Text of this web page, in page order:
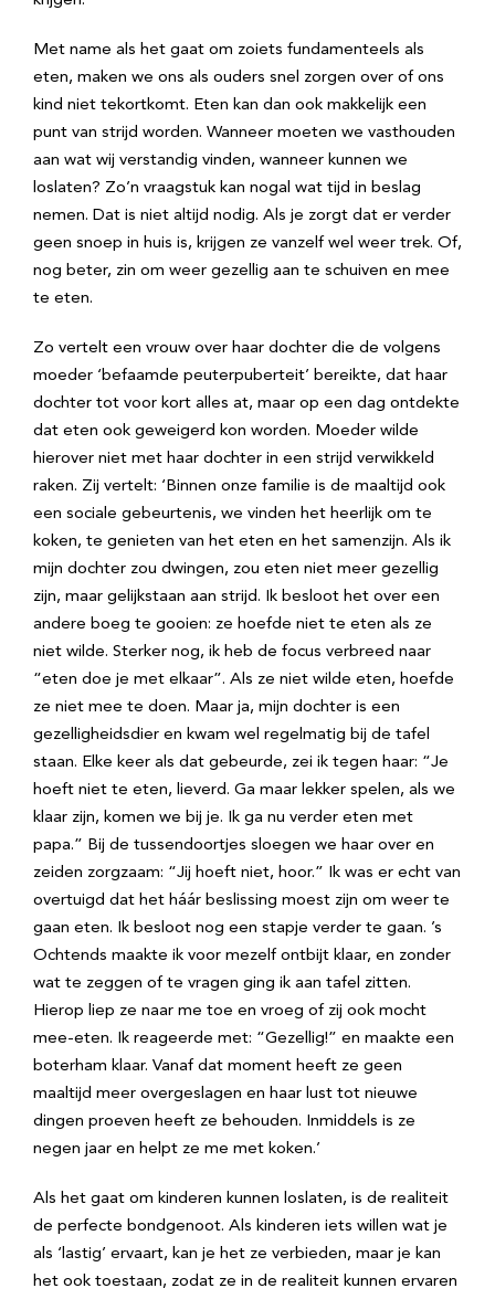
Met name als het gaat om zoiets fundamenteels als
eten, maken we ons als ouders snel zorgen over of ons
kind niet tekortkomt. Eten kan dan ook makkelijk een
punt van strijd worden. Wanneer moeten we vasthouden
aan wat wij verstandig vinden, wanneer kunnen we
loslaten? Zo’n vraagstuk kan nogal wat tijd in beslag
nemen. Dat is niet altijd nodig. Als je zorgt dat er verder
geen snoep in huis is, krijgen ze vanzelf wel weer trek. Of,
nog beter, zin om weer gezellig aan te schuiven en mee
te eten.
Zo vertelt een vrouw over haar dochter die de volgens
moeder ‘befaamde peuterpuberteit’ bereikte, dat haar
dochter tot voor kort alles at, maar op een dag ontdekte
dat eten ook geweigerd kon worden. Moeder wilde
hierover niet met haar dochter in een strijd verwikkeld
raken. Zij vertelt: ‘Binnen onze familie is de maaltijd ook
een sociale gebeurtenis, we vinden het heerlijk om te
koken, te genieten van het eten en het samenzijn. Als ik
mijn dochter zou dwingen, zou eten niet meer gezellig
zijn, maar gelijkstaan aan strijd. Ik besloot het over een
andere boeg te gooien: ze hoefde niet te eten als ze
niet wilde. Sterker nog, ik heb de focus verbreed naar
“eten doe je met elkaar”. Als ze niet wilde eten, hoefde
ze niet mee te doen. Maar ja, mijn dochter is een
gezelligheidsdier en kwam wel regelmatig bij de tafel
staan. Elke keer als dat gebeurde, zei ik tegen haar: “Je
hoeft niet te eten, lieverd. Ga maar lekker spelen, als we
klaar zijn, komen we bij je. Ik ga nu verder eten met
papa.” Bij de tussendoortjes sloegen we haar over en
zeiden zorgzaam: “Jij hoeft niet, hoor.” Ik was er echt van
overtuigd dat het háár beslissing moest zijn om weer te
gaan eten. Ik besloot nog een stapje verder te gaan. ’s
Ochtends maakte ik voor mezelf ontbijt klaar, en zonder
wat te zeggen of te vragen ging ik aan tafel zitten.
Hierop liep ze naar me toe en vroeg of zij ook mocht
mee-eten. Ik reageerde met: “Gezellig!” en maakte een
boterham klaar. Vanaf dat moment heeft ze geen
maaltijd meer overgeslagen en haar lust tot nieuwe
dingen proeven heeft ze behouden. Inmiddels is ze
negen jaar en helpt ze me met koken.’
Als het gaat om kinderen kunnen loslaten, is de realiteit
de perfecte bondgenoot. Als kinderen iets willen wat je
als ‘lastig’ ervaart, kan je het ze verbieden, maar je kan
het ook toestaan, zodat ze in de realiteit kunnen ervaren